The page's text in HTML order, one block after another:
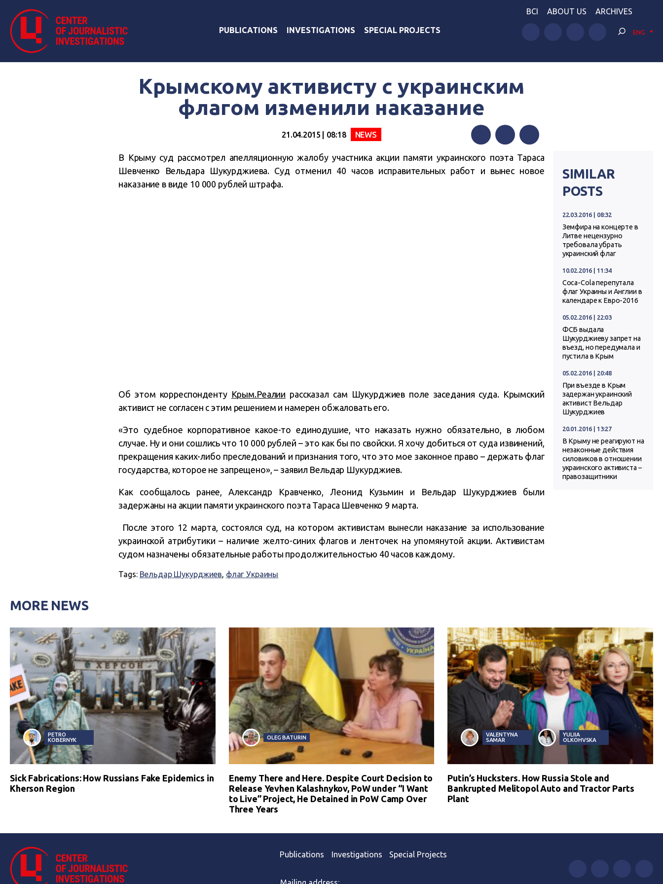
PUBLICATIONS INVESTIGATIONS SPECIAL PROJECTS
BCI ABOUT US ARCHIVES
ENG
Крымскому активисту с украинским
флагом изменили наказание
21.04.2015 | 08:18 NEWS
FacebookTwitterTelegram
В Крыму суд рассмотрел апелляционную жалобу участника акции памяти украинского поэта Тараса
Шевченко Вельдара Шукурджиева. Суд отменил 40 часов исправительных работ и вынес новое
наказание в виде 10 000 рублей штрафа.
Об этом корреспонденту Крым.Реалии рассказал сам Шукурджиев поле заседания суда. Крымский
активист не согласен с этим решением и намерен обжаловать его.
«Это судебное корпоративное какое-то единодушие, что наказать нужно обязательно, в любом
случае. Ну и они сошлись что 10 000 рублей – это как бы по свойски. Я хочу добиться от суда извинений,
прекращения каких-либо преследований и признания того, что это мое законное право – держать флаг
государства, которое не запрещено», – заявил Вельдар Шукурджиев.
Как сообщалось ранее, Александр Кравченко, Леонид Кузьмин и Вельдар Шукурджиев были
задержаны на акции памяти украинского поэта Тараса Шевченко 9 марта.
После этого 12 марта, состоялся суд, на котором активистам вынесли наказание за использование
украинской атрибутики – наличие желто-синих флагов и ленточек на упомянутой акции. Активистам
судом назначены обязательные работы продолжительностью 40 часов каждому.
Tags: Вельдар Шукурджиев, флаг Украины
SIMILAR
POSTS
22.03.2016 | 08:32
Земфира на концерте в
Литве нецензурно
требовала убрать
украинский флаг
10.02.2016 | 11:34
Coca-Cola перепутала
флаг Украины и Англии в
календаре к Евро-2016
05.02.2016 | 22:03
ФСБ выдала
Шукурджиеву запрет на
въезд, но передумала и
пустила в Крым
05.02.2016 | 20:48
При въезде в Крым
задержан украинский
активист Вельдар
Шукурджиев
20.01.2016 | 13:27
В Крыму не реагируют на
незаконные действия
силовиков в отношении
украинского активиста –
правозащитники
MORE NEWS
PETRO
KOBERNYK
Sick Fabrications: How Russians Fake Epidemics in
Kherson Region
OLEG BATURIN
Enemy There and Here. Despite Court Decision to
Release Yevhen Kalashnykov, PoW under “I Want
to Live” Project, He Detained in PoW Camp Over
Three Years
VALENTYNA
SAMAR
YULIIA
OLKOHVSKA
Putin’s Hucksters. How Russia Stole and
Bankrupted Melitopol Auto and Tractor Parts
Plant
Publications Investigations Special Projects